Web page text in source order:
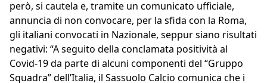
però, si cautela e, tramite un comunicato ufficiale,
annuncia di non convocare, per la sfida con la Roma,
gli italiani convocati in Nazionale, seppur siano risultati
negativi: “A seguito della conclamata positività al
Covid-19 da parte di alcuni componenti del “Gruppo
Squadra” dell’Italia, il Sassuolo Calcio comunica che i